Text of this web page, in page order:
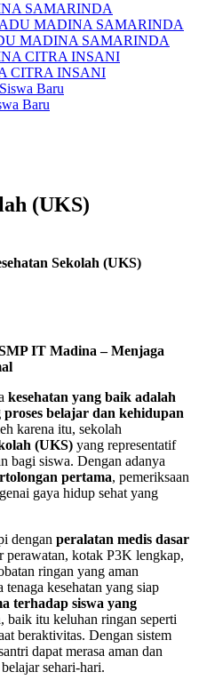
SAMARINDA
MADINA SAMARINDA
CITRA INSANI
Baru
(UKS)
Sekolah (UKS)
IT Madina – Menjaga
kesehatan yang baik adalah
belajar dan kehidupan
karena itu, sekolah
(UKS) yang representatif
bagi siswa. Dengan adanya
pertama, pemeriksaan
gaya hidup sehat yang
dengan peralatan medis dasar
perawatan, kotak P3K lengkap,
ringan yang aman
kesehatan yang siap
terhadap siswa yang
, baik itu keluhan ringan seperti
beraktivitas. Dengan sistem
dapat merasa aman dan
sehari-hari.